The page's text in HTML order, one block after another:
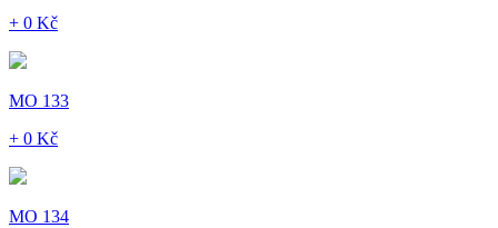
+ 0 Kč
MO 133
+ 0 Kč
MO 134